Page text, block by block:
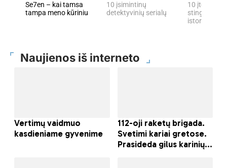
Se7en – kai tamsa
tampa meno kūriniu
10 įsimintinų
detektyvinių serialų
10 įtemptų,
stingdančių
istorijų
Naujienos iš interneto